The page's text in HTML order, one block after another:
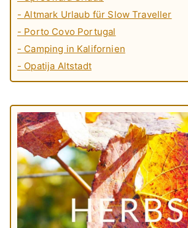
- Altmark Urlaub für Slow Traveller
- Porto Covo Portugal
- Camping in Kalifornien
- Opatija Altstadt